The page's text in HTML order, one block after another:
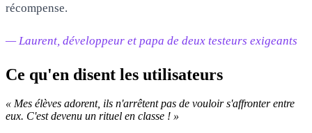
récompense.
— Laurent, développeur et papa de deux testeurs exigeants
Ce qu'en disent les utilisateurs
« Mes élèves adorent, ils n'arrêtent pas de vouloir s'affronter entre
eux. C'est devenu un rituel en classe ! »